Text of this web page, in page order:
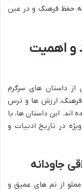
به حفظ فرهنگ و در عین
و اهمیت
از داستان های سرگرم
فرهنگ، ارزش ها و ترس
این داستان ها، با
در تاریخ ادبیات و
جاودانه
از تم های عمیق و